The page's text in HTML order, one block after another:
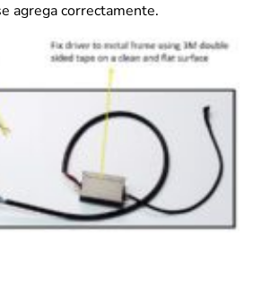
agrega correctamente.